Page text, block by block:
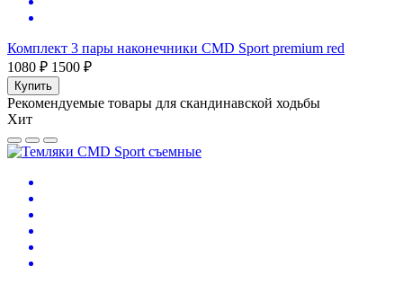
Комплект 3 пары наконечники CMD Sport premium red
1080 ₽ 1500 ₽
Купить
Рекомендуемые товары для скандинавской ходьбы
Хит